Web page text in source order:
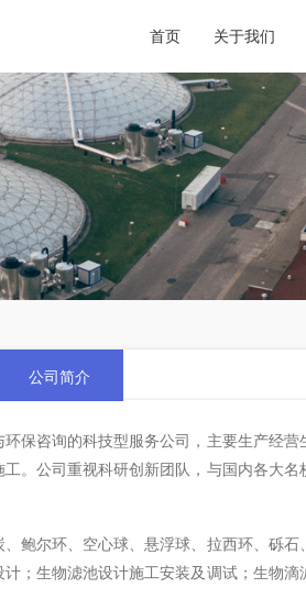
首页 关于我们
公司简介
保咨询的科技型服务公司，主要生产经
。公司重视科研创新团队，与国内各大
鲍尔环、空心球、悬浮球、拉西环、砾
；生物滤池设计施工安装及调试；生物